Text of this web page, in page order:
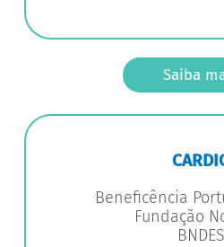
Saiba
Beneficência
Fundação
BNDES